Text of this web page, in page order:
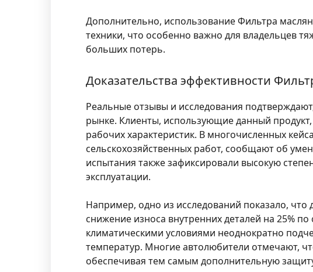
Дополнительно, использование Фильтра
техники, что особенно важно для владельцев
больших потерь.
Доказательства эффективности
Реальные отзывы и исследования
рынке. Клиенты, использующие данный
рабочих характеристик. В многочисленных
сельскохозяйственных работ, сообщают об
испытания также зафиксировали высокую
эксплуатации.
Например, одно из исследований показало,
снижение износа внутренних деталей на 25%
климатическими условиями неоднократно
температур. Многие автолюбители отмечают,
обеспечивая тем самым дополнительную